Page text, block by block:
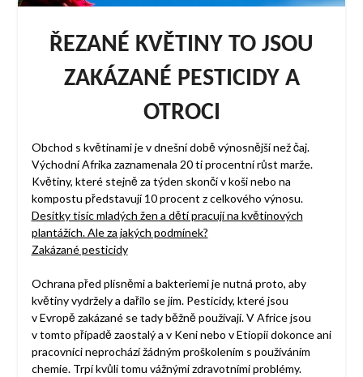
ŘEZANÉ KVĚTINY TO JSOU
ZAKÁZANÉ PESTICIDY A
OTROCI
Obchod s květinami je v dnešní době výnosnější než čaj.
Východní Afrika zaznamenala 20 ti procentní růst marže.
Květiny, které stejně za týden skončí v koši nebo na
kompostu představují 10 procent z celkového výnosu.
Desítky tisíc mladých žen a dětí pracují na květinových
plantážích. Ale za jakých podmínek?
Zakázané pesticidy
Ochrana před plísněmi a bakteriemi je nutná proto, aby
květiny vydržely a dařilo se jim. Pesticidy, které jsou
v Evropě zakázané se tady běžně používají. V Africe jsou
v tomto případě zaostalý a v Keni nebo v Etiopii dokonce ani
pracovníci neprochází žádným proškolením s používáním
chemie. Trpí kvůli tomu vážnými zdravotními problémy.